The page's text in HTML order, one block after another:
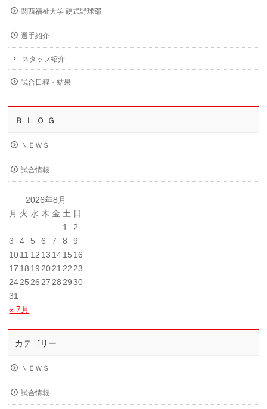
関西福祉大学 硬式野球部
選手紹介
スタッフ紹介
試合日程・結果
Ｂ Ｌ Ｏ Ｇ
ＮＥＷＳ
試合情報
2026年8月
月 火 水 木 金 土 日
« 7月
1
2
3
4 5 6 7 8
9
1011 12 13 1415 16
17 18 19 2021 22 23
2425 26 27 28 29 30
31
カテゴリー
ＮＥＷＳ
試合情報